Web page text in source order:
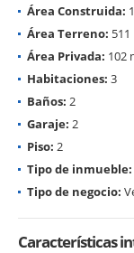
Área Construida:
Área Terreno: 511
Área Privada: 102
Habitaciones: 3
Baños: 2
Garaje: 2
Piso: 2
Tipo de inmueble:
Tipo de negocio:
Características